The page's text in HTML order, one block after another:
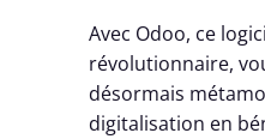
Avec Odoo, ce
révolutionnaire,
désormais
digitalisation en